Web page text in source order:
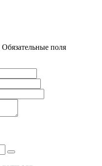
Обязательные поля